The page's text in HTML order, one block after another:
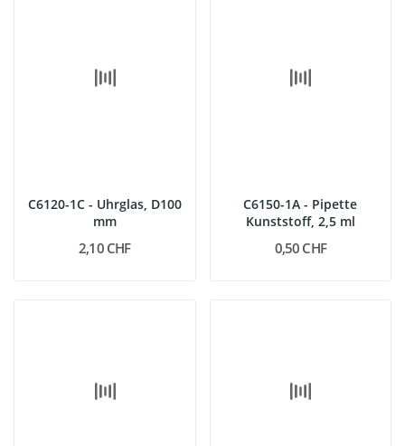
C6120-1C - Uhrglas, D100
mm
2,10 CHF
C6150-1A - Pipette
Kunststoff, 2,5 ml
0,50 CHF